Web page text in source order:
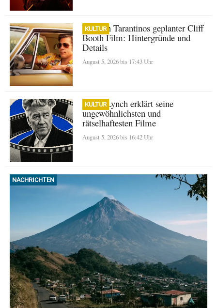
KULTUR
Quentin Tarantinos geplanter Cliff
Booth Film: Hintergründe und
Details
August 5, 2026 bis 17:43 Uhr
KULTUR
David Lynch erklärt seine
ungewöhnlichsten und
rätselhaftesten Filme
August 5, 2026 bis 16:42 Uhr
NACHRICHTEN